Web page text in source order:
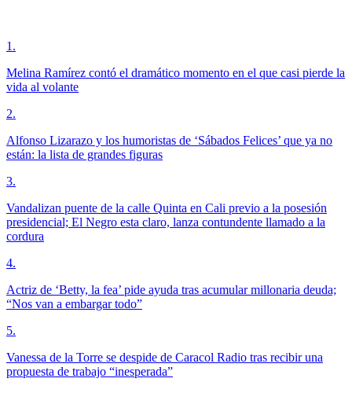
1 .
Melina Ramírez contó el dramático momento en el que casi pierde la
vida al volante
2.
Alfonso Lizarazo y los humoristas de ‘Sábados Felices’ que ya no
están: la lista de grandes figuras
3.
Vandalizan puente de la calle Quinta en Cali previo a la posesión
presidencial; El Negro esta claro, lanza contundente llamado a la
cordura
4.
Actriz de ‘Betty, la fea’ pide ayuda tras acumular millonaria deuda;
“Nos van a embargar todo”
5.
Vanessa de la Torre se despide de Caracol Radio tras recibir una
propuesta de trabajo “inesperada”